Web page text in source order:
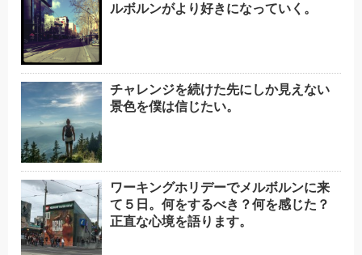
ルボルンがより好きになっていく。
チャレンジを続けた先にしか見えない
景色を僕は信じたい。
ワーキングホリデーでメルボルンに来
て５日。何をするべき？何を感じた？
正直な心境を語ります。